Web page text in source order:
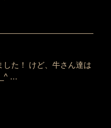
した！ けど、牛さん達は
…